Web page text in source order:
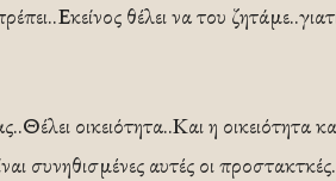
θέλει να του
οικειότητα..Και η οικειότητα
συνηθισμένες αυτές οι